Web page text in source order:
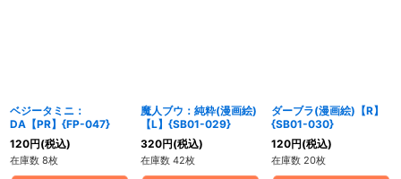
ベジータミニ：
DA【PR】{FP-047}
120円(税込)
在庫数 8枚
魔人ブウ：純粋(漫画絵)
【L】{SB01-029}
320円(税込)
在庫数 42枚
ダーブラ(漫画絵)【R】
{SB01-030}
120円(税込)
在庫数 20枚